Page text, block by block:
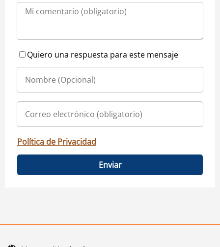
Quiero una respuesta para este mensaje
Política de Privacidad
Enviar